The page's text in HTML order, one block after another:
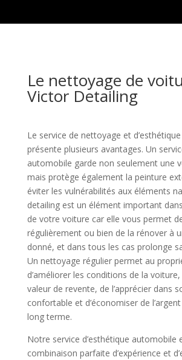
Le nettoyage de
Victor Detailing
Le service de nettoyage et
présente plusieurs avantages. Un
automobile garde non seulement une
mais protège également la peinture
éviter les vulnérabilités aux éléments
detailing est un élément important
de votre voiture car elle vous permet
régulièrement ou bien de la rénover à
donné, et dans tous les cas prolonge
Un nettoyage régulier permet au
d’améliorer les conditions de la voiture,
valeur de revente, de l’apprécier dans
confortable et d’économiser de
long terme.
Notre service d’esthétique automobile
combinaison parfaite d’expérience et